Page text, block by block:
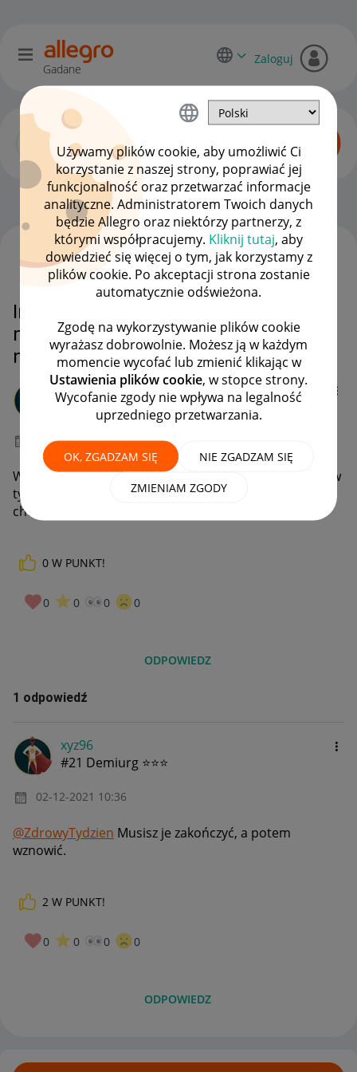
Używamy plików cookie, aby umożliwić Ci
korzystanie z naszej strony, poprawiać jej
funkcjonalność oraz przetwarzać informacje
analityczne. Administratorem Twoich danych
będzie Allegro oraz niektórzy partnerzy, z
którymi współpracujemy. Kliknij tutaj, aby
dowiedzieć się więcej o tym, jak korzystamy z
plików cookie. Po akceptacji strona zostanie
automatycznie odświeżona.
Zgodę na wykorzystywanie plików cookie
wyrażasz dobrowolnie. Możesz ją w każdym
momencie wycofać lub zmienić klikając w
Ustawienia plików cookie, w stopce strony.
Wycofanie zgody nie wpływa na legalność
uprzedniego przetwarzania.
OK, ZGADZAM SIĘ NIE ZGADZAM SIĘ
ZMIENIAM ZGODY
Gadane
Zaloguj
Zaawansowani sprzedawcy OPCJE
Inwentaryzacja a aukcje, czy
można chwilowo zawiesić oferty
na np. 3 dni?
ZdrowyTydzien
#7 Wielbiciel
‎02-12-2021 10:35
Witajcie, chciałabym zrobić inwentaryzację, nie mogę w
tym czasie mieć sprzedaży, jak to wykonać. Czy da się
chwilowo zawiesić aukcje na np. 3 dni? Jak to zrobić?
0 W PUNKT!
0 0 0 0
ODPOWIEDZ
WSZYSTKIE TEMATY
1 odpowiedź
xyz96
#21 Demiurg ⭐⭐⭐
‎02-12-2021 10:36
@ZdrowyTydzien Musisz je zakończyć, a potem
wznowić.
2 W PUNKT!
0 0 0 0
ODPOWIEDZ